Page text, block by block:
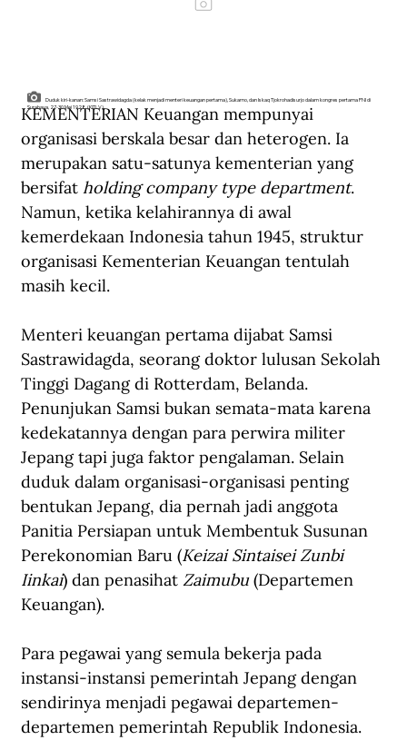
Duduk kiri-kanan: Samsi Sastrawidagda (kelak menjadi menteri keuangan pertama), Sukarno, dan Iskaq Tjokrohadisurjo dalam kongres pertama PNI di
Surabaya, 27-30 Mei 1928. (KITLV).
KEMENTERIAN Keuangan mempunyai
organisasi berskala besar dan heterogen. Ia
merupakan satu-satunya kementerian yang
bersifat holding company type department.
Namun, ketika kelahirannya di awal
kemerdekaan Indonesia tahun 1945, struktur
organisasi Kementerian Keuangan tentulah
masih kecil.
Menteri keuangan pertama dijabat Samsi
Sastrawidagda, seorang doktor lulusan Sekolah
Tinggi Dagang di Rotterdam, Belanda.
Penunjukan Samsi bukan semata-mata karena
kedekatannya dengan para perwira militer
Jepang tapi juga faktor pengalaman. Selain
duduk dalam organisasi-organisasi penting
bentukan Jepang, dia pernah jadi anggota
Panitia Persiapan untuk Membentuk Susunan
Perekonomian Baru (Keizai Sintaisei Zunbi
Iinkai) dan penasihat Zaimubu (Departemen
Keuangan).
Para pegawai yang semula bekerja pada
instansi-instansi pemerintah Jepang dengan
sendirinya menjadi pegawai departemen-
departemen pemerintah Republik Indonesia.